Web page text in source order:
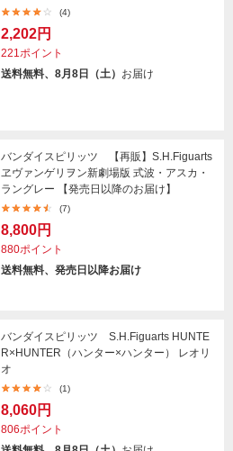
(4)
2,202円
221ポイント
送料無料、8月8日（土） お届け
バンダイスピリッツ 【再販】S.H.Figuarts
ヱヴァンゲリヲン新劇場版 式波・アスカ・
ラングレー 【発売日以降のお届け】
(7)
8,800円
880ポイント
送料無料、発売日以降お届け
バンダイスピリッツ S.H.Figuarts HUNTE
R×HUNTER（ハンター×ハンター） レオリ
オ
(1)
8,060円
806ポイント